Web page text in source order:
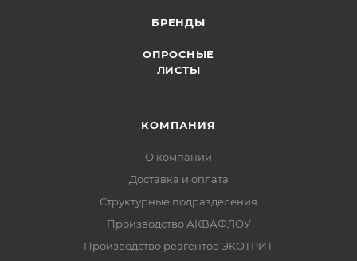
БРЕНДЫ
ОПРОСНЫЕ
ЛИСТЫ
КОМПАНИЯ
О компании
Доставка и оплата
Структурные подразделения
Производство АКВАФЛОУ
Производство реагентов ЭКОТРИТ